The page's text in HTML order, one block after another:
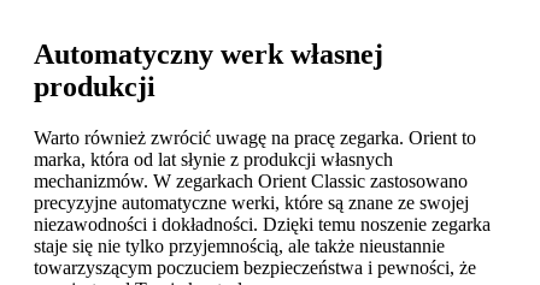
Automatyczny werk własnej
produkcji
Warto również zwrócić uwagę na pracę zegarka. Orient to
marka, która od lat słynie z produkcji własnych
mechanizmów. W zegarkach Orient Classic zastosowano
precyzyjne automatyczne werki, które są znane ze swojej
niezawodności i dokładności. Dzięki temu noszenie zegarka
staje się nie tylko przyjemnością, ale także nieustannie
towarzyszącym poczuciem bezpieczeństwa i pewności, że